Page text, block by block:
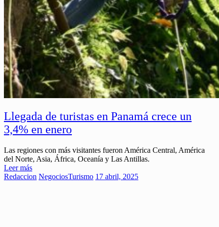
Llegada de turistas en Panamá crece un
3,4% en enero
Las regiones con más visitantes fueron América Central, América
del Norte, Asia, África, Oceanía y Las Antillas.
Leer más
Redaccion NegociosTurismo 17 abril, 2025